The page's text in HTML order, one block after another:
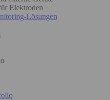
Elektroden
Lösungen